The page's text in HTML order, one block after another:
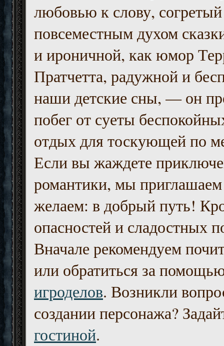
любовью к слову, согретый
повсеместным духом
и ироничной, как юмор
Пратчетта, радужной и
наши детские сны, — он
побег от суеты
отдых для тоскующей по
Если вы жаждете
романтики, мы приглашаем
желаем: в добрый путь!
опасностей и сладостных
Вначале рекомендуем
или обратиться за
игроделов. Возникли
создании персонажа?
гостиной.